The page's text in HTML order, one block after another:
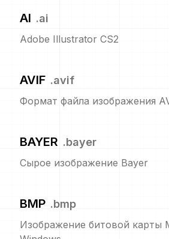
AI .ai
Adobe Illustrator CS2
AVIF .avif
Формат файла изображения
BAYER .bayer
Сырое изображение Bayer
BMP .bmp
Изображение битовой карты